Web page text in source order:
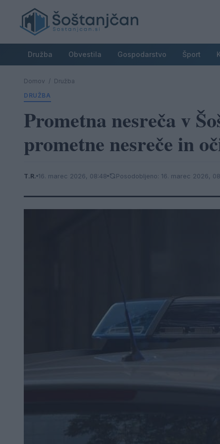
Družba Obvestila Gospodarstvo Šport
Domov / Družba
DRUŽBA
Prometna nesreča v
prometne nesreče in
T.R. 16. marec 2026, 08:48 Posodobljeno: 16. marec 2026,